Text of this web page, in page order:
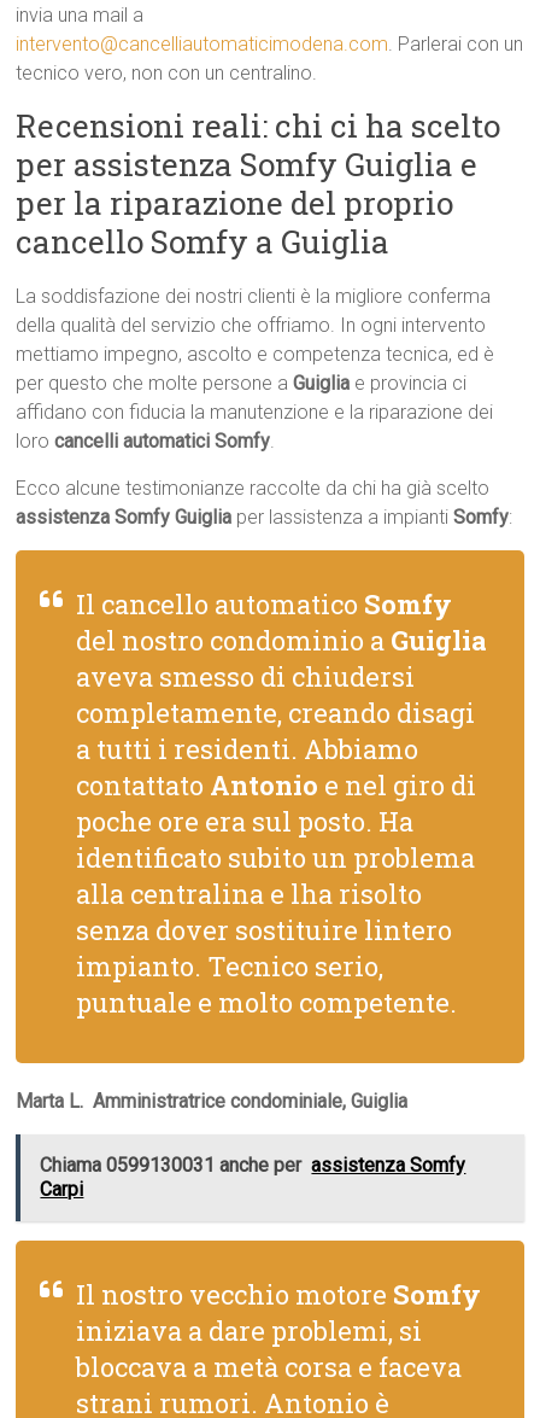
invia una mail a
intervento@cancelliautomaticimodena.com. Parlerai con un
tecnico vero, non con un centralino.
Recensioni reali: chi ci ha scelto
per assistenza Somfy Guiglia e
per la riparazione del proprio
cancello Somfy a Guiglia
La soddisfazione dei nostri clienti è la migliore conferma
della qualità del servizio che offriamo. In ogni intervento
mettiamo impegno, ascolto e competenza tecnica, ed è
per questo che molte persone aGuiglia e provincia ci
affidano con fiducia la manutenzione e la riparazione dei
lorocancelli automatici Somfy.
Ecco alcune testimonianze raccolte da chi ha già scelto
assistenza Somfy Guiglia per lassistenza a impiantiSomfy:
Il cancello automatico Somfy
del nostro condominio a Guiglia
aveva smesso di chiudersi
completamente, creando disagi
a tutti i residenti. Abbiamo
contattato Antonio e nel giro di
poche ore era sul posto. Ha
identificato subito un problema
alla centralina e lha risolto
senza dover sostituire lintero
impianto. Tecnico serio,
puntuale e molto competente.
Marta L.  Amministratrice condominiale, Guiglia
Chiama 0599130031 anche per assistenza Somfy
Carpi
Il nostro vecchio motore Somfy
iniziava a dare problemi, si
bloccava a metà corsa e faceva
strani rumori. Antonio è